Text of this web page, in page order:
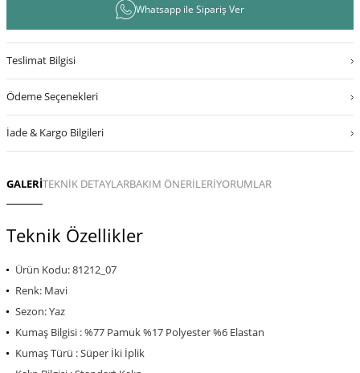
GALERİTEKNİK DETAYLARBAKIM ÖNERİLERİYORUMLAR
Teknik Özellikler
Ürün Kodu: 81212_07
Renk: Mavi
Sezon: Yaz
Kumaş Bilgisi : %77 Pamuk %17 Polyester %6 Elastan
Kumaş Türü : Süper İki İplik
Whatsapp ile Sipariş Ver
Teslimat Bilgisi
Ödeme Seçenekleri
İade & Kargo Bilgileri